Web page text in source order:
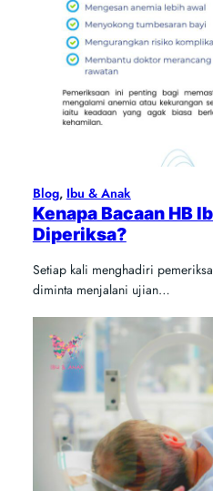
Blog, Ibu & Anak
Kenapa Bacaan HB
Diperiksa?
Setiap kali menghadiri
diminta menjalani ujian…